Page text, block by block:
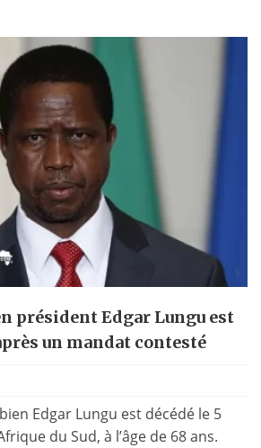
président Edgar Lungu est
un mandat contesté
Edgar Lungu est décédé le 5
du Sud, à l’âge de 68 ans.